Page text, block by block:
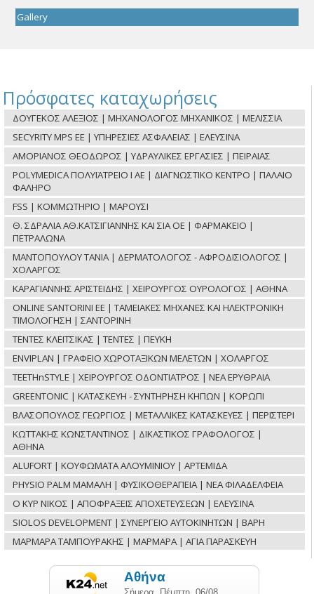
Gallery
Πρόσφατες καταχωρήσεις
ΔΟΥΓΕΚΟΣ ΑΛΕΞΙΟΣ | ΜΗΧΑΝΟΛΟΓΟΣ ΜΗΧΑΝΙΚΟΣ | ΜΕΛΙΣΣΙΑ
SECYRITY MPS ΕΕ | ΥΠΗΡΕΣΙΕΣ ΑΣΦΑΛΕΙΑΣ | ΕΛΕΥΣΙΝΑ
ΑΜΟΡΙΑΝΟΣ ΘΕΟΔΩΡΟΣ | ΥΔΡΑΥΛΙΚΕΣ ΕΡΓΑΣΙΕΣ | ΠΕΙΡΑΙΑΣ
POLYMEDICA ΠΟΛΥΪΑΤΡΕΙΟ Ι ΑΕ | ΔΙΑΓΝΩΣΤΙΚΟ ΚΕΝΤΡΟ | ΠΑΛΑΙΟ
ΦΑΛΗΡΟ
FSS | ΚΟΜΜΩΤΗΡΙΟ | ΜΑΡΟΥΣΙ
Θ. ΣΔΡΑΛΙΑ ΑΘ.ΚΑΤΣΙΓΙΑΝΝΗΣ ΚΑΙ ΣΙΑ ΟΕ | ΦΑΡΜΑΚΕΙΟ |
ΠΕΤΡΑΛΩΝΑ
ΜΑΝΤΟΠΟΥΛΟΥ ΤΑΝΙΑ | ΔΕΡΜΑΤΟΛΟΓΟΣ - ΑΦΡΟΔΙΣΙΟΛΟΓΟΣ |
ΧΟΛΑΡΓΟΣ
ΚΑΡΑΓΙΑΝΝΗΣ ΑΡΙΣΤΕΙΔΗΣ | ΧΕΙΡΟΥΡΓΟΣ ΟΥΡΟΛΟΓΟΣ | ΑΘΗΝΑ
ONLINE SANTORINI ΕΕ | ΤΑΜΕΙΑΚΕΣ ΜΗΧΑΝΕΣ ΚΑΙ ΗΛΕΚΤΡΟΝΙΚΗ
ΤΙΜΟΛΟΓΗΣΗ | ΣΑΝΤΟΡΙΝΗ
ΤΕΝΤΕΣ ΚΛΕΙΤΣΙΚΑΣ | ΤΕΝΤΕΣ | ΠΕΥΚΗ
ENVIPLAN | ΓΡΑΦΕΙΟ ΧΩΡΟΤΑΞΙΚΩΝ ΜΕΛΕΤΩΝ | ΧΟΛΑΡΓΟΣ
TEETHnSTYLE | ΧΕΙΡΟΥΡΓΟΣ ΟΔΟΝΤΙΑΤΡΟΣ | ΝΕΑ ΕΡΥΘΡΑΙΑ
GREENTONIC | ΚΑΤΑΣΚΕΥΗ - ΣΥΝΤΗΡΗΣΗ ΚΗΠΩΝ | ΚΟΡΩΠΙ
ΒΛΑΣΟΠΟΥΛΟΣ ΓΕΩΡΓΙΟΣ | ΜΕΤΑΛΛΙΚΕΣ ΚΑΤΑΣΚΕΥΕΣ | ΠΕΡΙΣΤΕΡΙ
ΚΩΤΤΑΚΗΣ ΚΩΝΣΤΑΝΤΙΝΟΣ | ΔΙΚΑΣΤΙΚΟΣ ΓΡΑΦΟΛΟΓΟΣ |
ΑΘΗΝΑ
ALUFORT | ΚΟΥΦΩΜΑΤΑ ΑΛΟΥΜΙΝΙΟΥ | ΑΡΤΕΜΙΔΑ
PHYSIO PALM ΜΑΜΑΛΗ | ΦΥΣΙΚΟΘΕΡΑΠΕΙΑ | ΝΕΑ ΦΙΛΑΔΕΛΦΕΙΑ
Ο ΚΥΡ ΝΙΚΟΣ | ΑΠΟΦΡΑΞΕΙΣ ΑΠΟΧΕΤΕΥΣΕΩΝ | ΕΛΕΥΣΙΝΑ
SIOLOS DEVELOPMENT | ΣΥΝΕΡΓΕΙΟ ΑΥΤΟΚΙΝΗΤΩΝ | ΒΑΡΗ
ΜΑΡΜΑΡΑ ΤΑΜΠΟΥΡΑΚΗΣ | ΜΑΡΜΑΡΑ | ΑΓΙΑ ΠΑΡΑΣΚΕΥΗ